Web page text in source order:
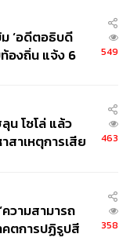
‘อดีตอธิบดี
องถิ่น แจ้ง 6
549
น โซโล่ แล้ว
สาเหตุการเสีย
463
วามสามารถ
คตการปฏิรูปสี
358